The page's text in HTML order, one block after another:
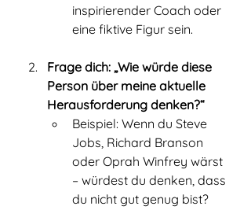
inspirierender Coach oder
eine fiktive Figur sein.
Frage dich: „Wie würde diese
Person über meine aktuelle
Herausforderung denken?“
Beispiel: Wenn du Steve
Jobs, Richard Branson
oder Oprah Winfrey wärst
– würdest du denken, dass
du nicht gut genug bist?